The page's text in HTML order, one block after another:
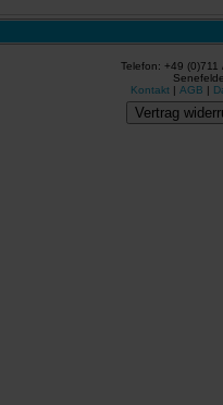
Telefon: +49
Kontakt | AGB |
Vertrag